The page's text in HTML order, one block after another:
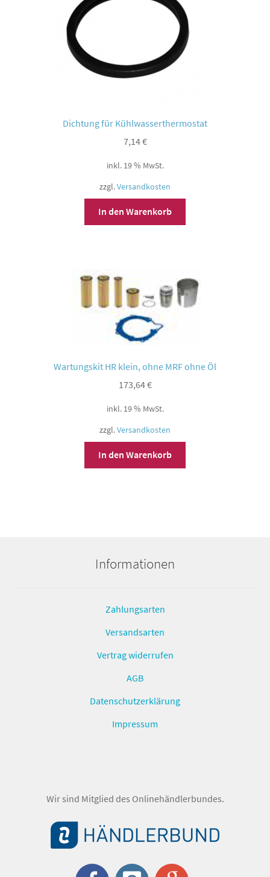
Dichtung für Kühlwasserthermostat
7,14€
inkl. 19 % MwSt.
zzgl.Versandkosten
In den Warenkorb
Wartungskit HR klein, ohne MRF ohne Öl
173,64€
inkl. 19 % MwSt.
zzgl.Versandkosten
In den Warenkorb
Informationen
Zahlungsarten
Versandsarten
Vertrag widerrufen
AGB
Datenschutzerklärung
Impressum
Wir sind Mitglied des Onlinehändlerbundes.